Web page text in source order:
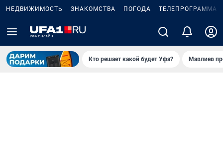
НЕДВИЖИМОСТЬ ЗНАКОМСТВА ПОГОДА ТЕЛЕПРОГРАММА
Кто решает какой будет Уфа? Мавлиев